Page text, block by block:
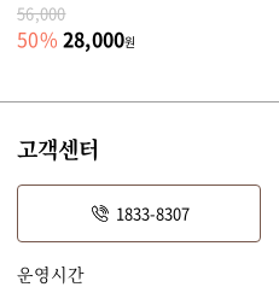
56,000
50% 28,000원
고객센터
1833-8307
운영시간